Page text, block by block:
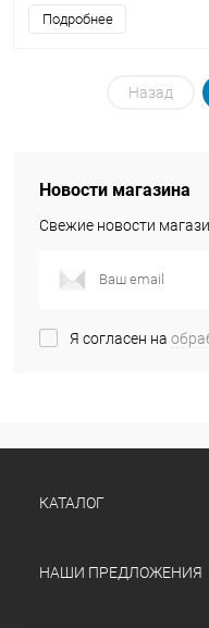
Подробнее
Назад
Новости магазина
Свежие новости
Я согласен на
КАТАЛОГ
НАШИ ПРЕДЛОЖЕНИЯ